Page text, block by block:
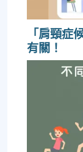
「肩頸症
有關！